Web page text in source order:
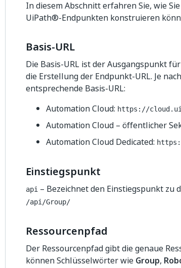
In diesem Abschnitt erfahren Sie, wie
UiPath®-Endpunkten konstruieren
Basis-URL
Die Basis-URL ist der Ausgangspunkt
die Erstellung der Endpunkt-URL. Je
entsprechende Basis-URL:
Automation Cloud: https://
Automation Cloud – öffentlicher
Automation Cloud Dedicated:
Einstiegspunkt
api – Bezeichnet den Einstiegspunkt zu
/api​/Group​/
Ressourcenpfad
Der Ressourcenpfad gibt die genaue
können Schlüsselwörter wie Group,